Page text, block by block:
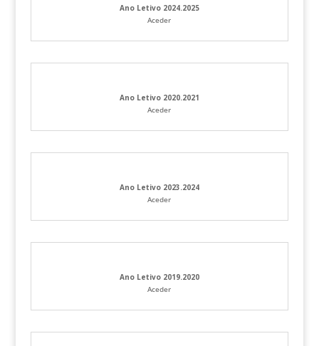
Ano Letivo 2024.2025
Aceder
Ano Letivo 2020.2021
Aceder
Ano Letivo 2023.2024
Aceder
Ano Letivo 2019.2020
Aceder